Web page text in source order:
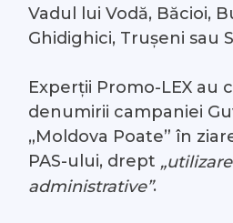
Vadul lui Vodă, Băcioi,
Ghidighici, Trușeni sau
Experții Promo-LEX au
denumirii campaniei
„Moldova Poate” în
PAS-ului, drept
administrative”.